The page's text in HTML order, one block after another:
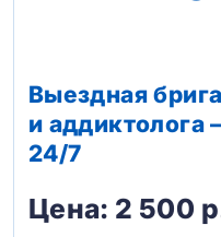
Выездная
и аддиктолога
24/7
Цена: 2 500